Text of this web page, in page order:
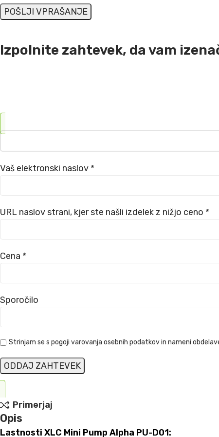
Izpolnite zahtevek, da vam
Vaš elektronski naslov *
URL naslov strani, kjer ste našli izdelek z nižjo ceno *
Cena *
Sporočilo
Strinjam se s pogoji varovanja osebnih podatkov in nameni
Primerjaj
Opis
Lastnosti XLC Mini Pump Alpha PU-D01: